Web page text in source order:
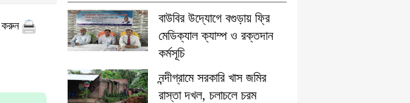
করুন
বাউবির উদ্যোগে বগুড়ায় ফ্রি
মেডিক্যাল ক্যাম্প ও রক্তদান
কর্মসূচি
নন্দীগ্রামে সরকারি খাস জমির
রাস্তা দখল, চলাচলে চরম